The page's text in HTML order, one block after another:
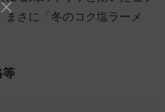
さに「冬のコク塩ラーメ
等